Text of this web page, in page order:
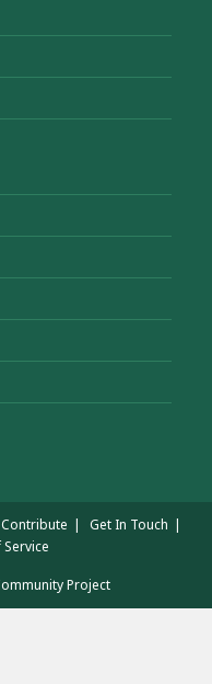
Contribute
Get In Touch
Project